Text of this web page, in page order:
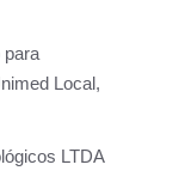
para
Local,
LTDA